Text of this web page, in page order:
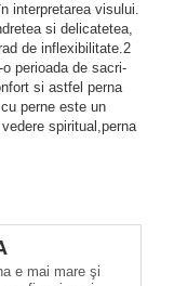
interpretarea visului.
si delicatetea,
de inflexibilitate.2
perioada de sacri-
si astfel perna
perne este un
spiritual,perna
e mai mare şi